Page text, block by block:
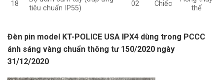
18
tiêu chuẩn IP55)
02 Chiếc
thế
Đèn pin model KT-POLICE USA IPX4 dùng trong PCCC
ánh sáng vàng chuẩn thông tư 150/2020 ngày
31/12/2020